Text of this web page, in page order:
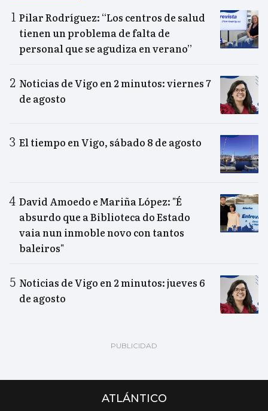
Pilar Rodríguez: “Los centros de salud
tienen un problema de falta de
personal que se agudiza en verano”
Noticias de Vigo en 2 minutos: viernes 7
de agosto
El tiempo en Vigo, sábado 8 de agosto
David Amoedo e Mariña López: "É
absurdo que a Biblioteca do Estado
vaia nun inmoble novo con tantos
baleiros"
Noticias de Vigo en 2 minutos: jueves 6
de agosto
ATLÁNTICO